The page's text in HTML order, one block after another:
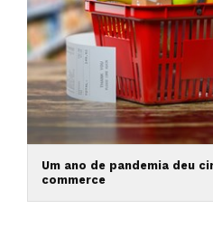
Um ano de pandemia deu
commerce